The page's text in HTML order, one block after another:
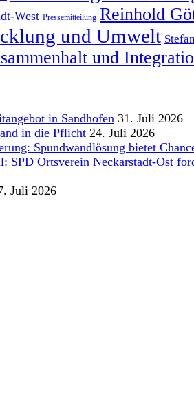
West Pressemitteilung Reinhold
und Umwelt
und
in Sandhofen 31. Juli 2026
in die Pflicht 24. Juli 2026
Spundwandlösung bietet
Ortsverein Neckarstadt-Ost
Juli 2026